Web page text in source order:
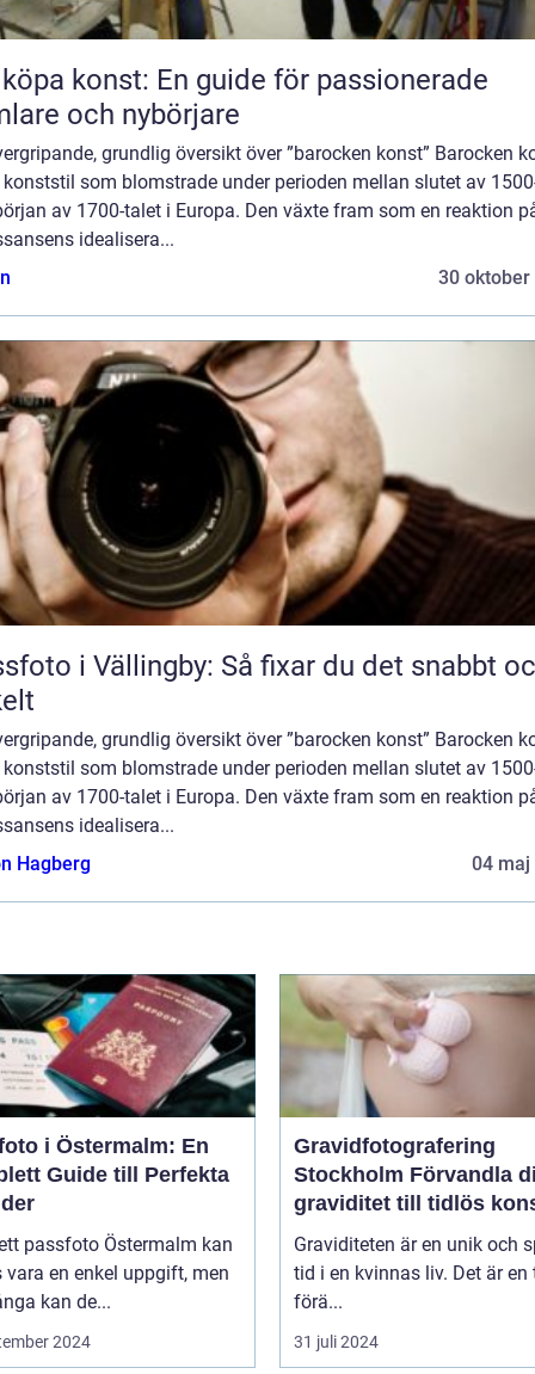
konst: En guide för passionerade
och nybörjare
grundlig översikt över ”barocken konst” Barocken
konststil som blomstrade under perioden mellan slutet av
av 1700-talet i Europa. Den växte fram som en reaktion
idealisera...
30 oktober
i Vällingby: Så fixar du det snabbt
grundlig översikt över ”barocken konst” Barocken
konststil som blomstrade under perioden mellan slutet av
av 1700-talet i Europa. Den växte fram som en reaktion
idealisera...
Hagberg
04 maj
i Östermalm: En
Guide till Perfekta
passfoto Östermalm kan
vara en enkel uppgift, men
kan de...
2024
Gravidfotografering
Stockholm Förvandla din
graviditet till tidlös
Graviditeten är en unik och
tid i en kvinnas liv. Det är en
förä...
31 juli 2024